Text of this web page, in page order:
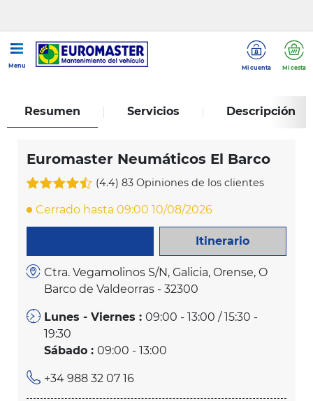
Menu Mi cuenta Mi cesta
Euromaster Neumáticos El Barco
Resumen Servicios Descripción
Euromaster Neumáticos El Barco
(4.4) 83 Opiniones de los clientes
Cerrado hasta 09:00 10/08/2026
Itinerario
Ctra. Vegamolinos S/N, Galicia, Orense, O
Barco de Valdeorras - 32300
Lunes - Viernes :09:00 - 13:00 / 15:30 -
19:30
Sábado :09:00 - 13:00
+34 988 32 07 16